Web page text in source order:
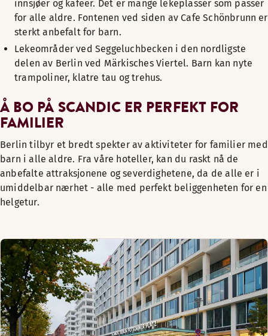
innsjøer og kafeer. Det er mange lekeplasser som passer
for alle aldre. Fontenen ved siden av Cafe Schönbrunn er
sterkt anbefalt for barn.
Lekeområder ved Seggeluchbecken i den nordligste
delen av Berlin ved Märkisches Viertel. Barn kan nyte
trampoliner, klatre tau og trehus.
Å BO PÅ SCANDIC ER PERFEKT FOR
FAMILIER
Berlin tilbyr et bredt spekter av aktiviteter for familier med
barn i alle aldre. Fra våre hoteller, kan du raskt nå de
anbefalte attraksjonene og severdighetene, da de alle er i
umiddelbar nærhet - alle med perfekt beliggenheten for en
helgetur.